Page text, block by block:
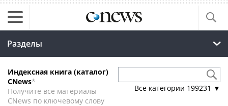
Разделы
Индексная книга (каталог)
CNews*
Получите все материалы
CNews по ключевому слову
Все категории 199231 ▼